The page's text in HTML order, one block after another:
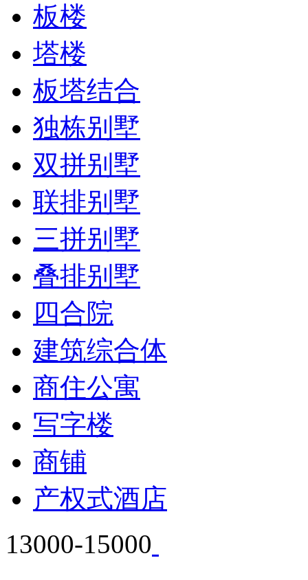
板楼
塔楼
板塔结合
独栋别墅
双拼别墅
联排别墅
三拼别墅
叠排别墅
四合院
建筑综合体
商住公寓
写字楼
商铺
产权式酒店
13000-15000